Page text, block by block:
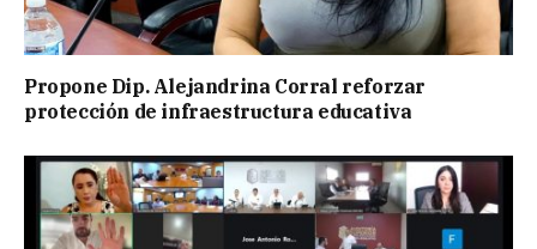
Propone Dip. Alejandrina Corral reforzar
protección de infraestructura educativa